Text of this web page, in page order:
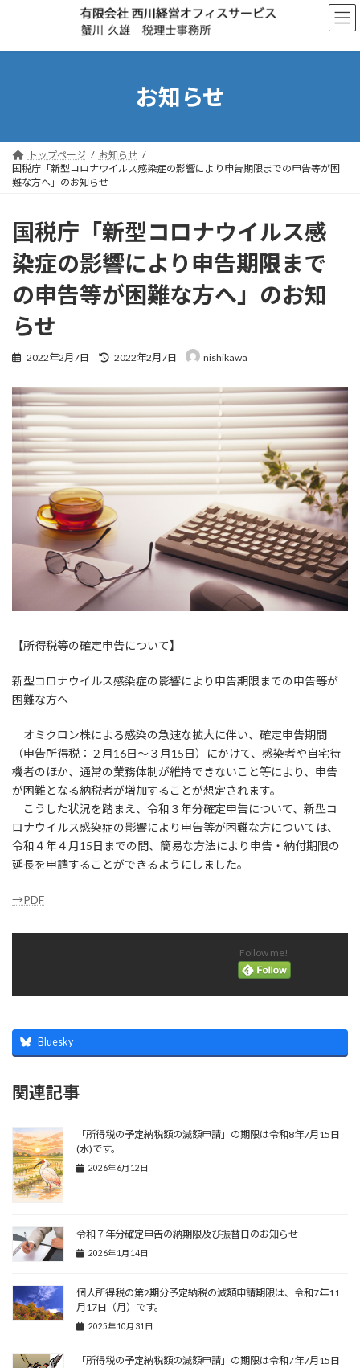
ン
ー
お知らせ
トップページ
お知らせ
国税庁「新型コロナウイルス感染症の影響により申告期限までの申告等が困
難な方へ」のお知らせ
国税庁「新型コロナウイルス感
染症の影響により申告期限まで
の申告等が困難な方へ」のお知
らせ
2022年2月7日
最
新
日
時
:
2022年2月7日 nishikawa
【所得税等の確定申告について】
新型コロナウイルス感染症の影響により申告期限までの申告等が
困難な方へ
オミクロン株による感染の急速な拡大に伴い、確定申告期間
（申告所得税：２月16日～３月15日）にかけて、感染者や自宅待
機者のほか、通常の業務体制が維持できないこと等により、申告
が困難となる納税者が増加することが想定されます。
こうした状況を踏まえ、令和３年分確定申告について、新型コ
ロナウイルス感染症の影響により申告等が困難な方については、
令和４年４月15日までの間、簡易な方法により申告・納付期限の
延長を申請することができるようにしました。
→PDF
Follow me!
Bluesky
関連記事
「所得税の予定納税額の減額申請」の期限は令和8年7月15日
(水)です。
2026年6月12日
令和７年分確定申告の納期限及び振替日のお知らせ
2026年1月14日
個人所得税の第2期分予定納税の減額申請期限は、令和7年11
月17日（月）です。
2025年10月31日
「所得税の予定納税額の減額申請」の期限は令和7年7月15日